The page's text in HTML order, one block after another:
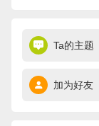
Ta的主题
加为好友